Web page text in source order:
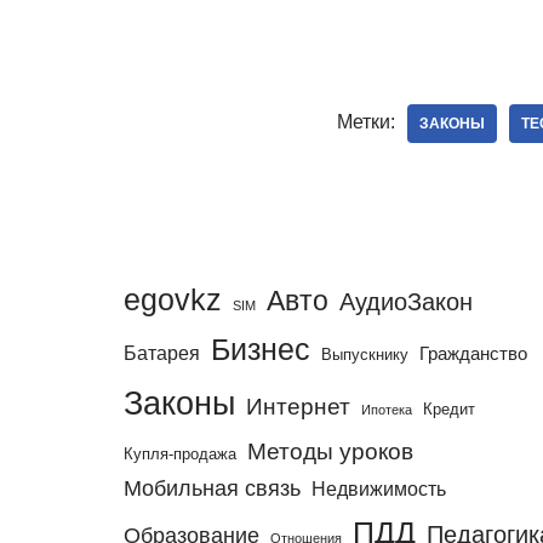
Метки: ЗАКОНЫ
egovkz SIM Авто АудиоЗакон
Батарея Бизнес Выпускнику Гражданство
Законы Интернет Ипотека Кредит
Купля-продажа Методы уроков
Мобильная связь Недвижимость
Образование Отношения ПДД